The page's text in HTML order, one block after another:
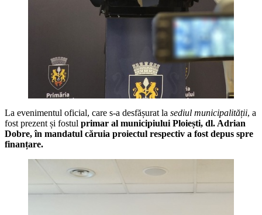
La evenimentul oficial, care s-a desfășurat la sediul municipalității, a
fost prezent și fostul primar al municipiului Ploiești, dl. Adrian
Dobre, în mandatul căruia proiectul respectiv a fost depus spre
finanțare.